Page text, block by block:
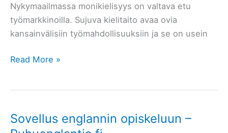
Nykymaailmassa monikielisyys on valtava etu
työmarkkinoilla. Sujuva kielitaito avaa ovia
kansainvälisiin työmahdollisuuksiin ja se on usein
Sujuvan
Read More »
Sovellus englannin opiskeluun –